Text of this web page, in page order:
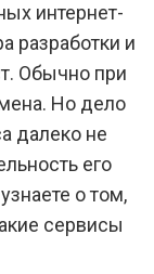
интернет-
разработки и
Обычно при
Но дело
далеко не
его
о том,
сервисы